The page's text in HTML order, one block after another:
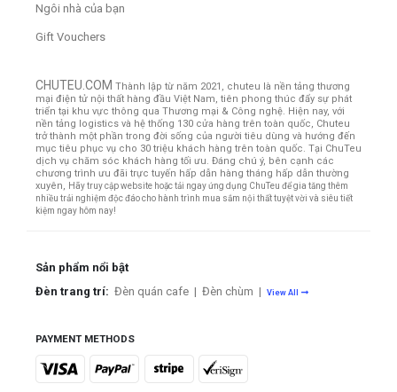
Ngôi nhà của bạn
Gift Vouchers
CHUTEU.COM Thành lập từ năm 2021, chuteu là nền tảng thương
mại điện tử nội thất hàng đầu Việt Nam, tiên phong thúc đẩy sự phát
triển tại khu vực thông qua Thương mại & Công nghệ. Hiện nay, với
nền tảng logistics và hệ thống 130 cửa hàng trên toàn quốc, Chuteu
trở thành một phần trong đời sống của người tiêu dùng và hướng đến
mục tiêu phục vụ cho 30 triệu khách hàng trên toàn quốc. Tại ChuTeu
dịch vụ chăm sóc khách hàng tối ưu. Đáng chú ý, bên cạnh các
chương trình ưu đãi trực tuyến hấp dẫn hàng tháng hấp dẫn thường
xuyên, Hãy truy cập website hoặc tải ngay ứng dụng ChuTeu để gia tăng thêm
nhiều trải nghiệm độc đáo cho hành trình mua sắm nội thất tuyệt vời và siêu tiết
kiệm ngay hôm nay!
Sản phẩm nổi bật
Đèn trang trí: Đèn quán cafe | Đèn chùm | View All
PAYMENT METHODS